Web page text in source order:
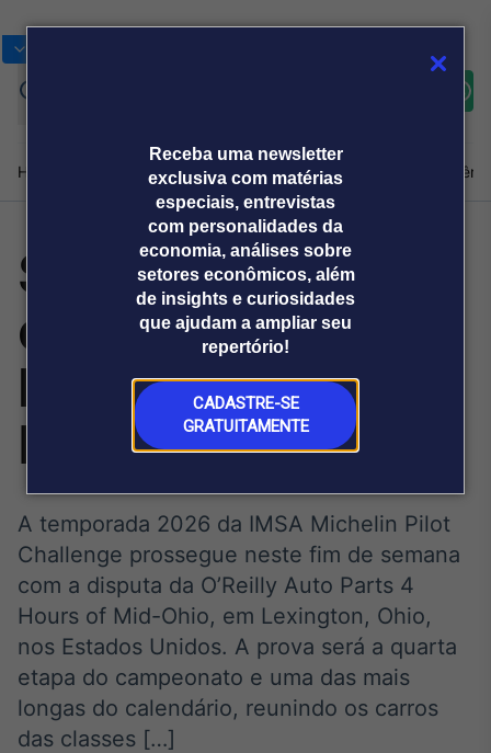
Receba uma newsletter
exclusiva com matérias
especiais, entrevistas
com personalidades da
economia, análises sobre
setores econômicos, além
de insights e curiosidades
que ajudam a ampliar seu
repertório!
CADASTRE-SE
GRATUITAMENTE
Home Produtos e soluçõesNotíciasBlogWeekend
Plataformas
Broadcast
Broadcast+
O mercado
financeiro em
tempo real
Broadcast
Agro
Tudo sobre o
agronegócio
Broadcast
Político
Os bastidores da
Sobre nós Releases Broadcast
Prêmio Broadcast
Analistas
Prêmio Broadcast
Empresas
Agências de
comunicação
Releases
Stallion disputa
etapa de quatro
horas da IMSA e
Mid Ohio
A temporada 2026 da IMSA Michelin Pilot
Challenge prossegue neste fim de semana
com a disputa da O’Reilly Auto Parts 4
Hours of Mid-Ohio, em Lexington, Ohio,
nos Estados Unidos. A prova será a quarta
etapa do campeonato e uma das mais
longas do calendário, reunindo os carros
das classes […]